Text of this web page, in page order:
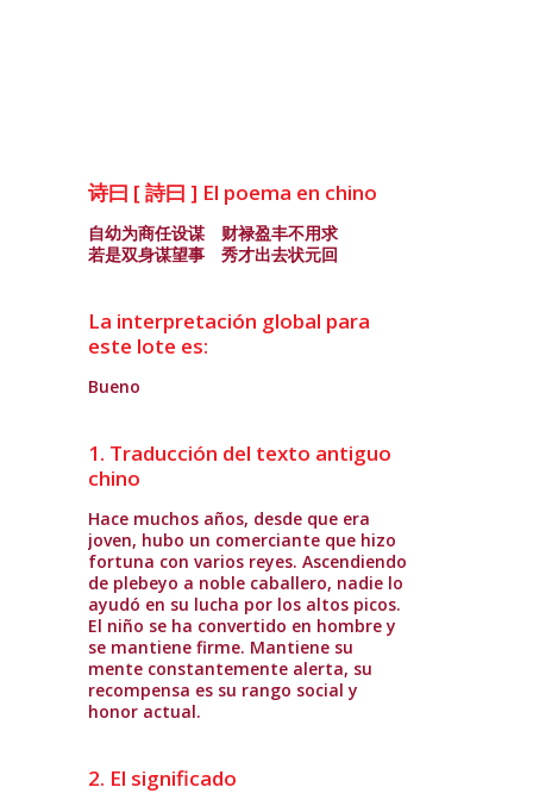
诗曰 [ 詩曰 ] El poema en chino
自幼为商任设谋 财禄盈丰不用求
若是双身谋望事 秀才出去状元回
La interpretación global para
este lote es:
Bueno
1. Traducción del texto antiguo
chino
Hace muchos años, desde que era
joven, hubo un comerciante que hizo
fortuna con varios reyes. Ascendiendo
de plebeyo a noble caballero, nadie lo
ayudó en su lucha por los altos picos.
El niño se ha convertido en hombre y
se mantiene firme. Mantiene su
mente constantemente alerta, su
recompensa es su rango social y
honor actual.
2. El significado